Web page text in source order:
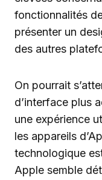
fonctionnalités
présenter un
des autres
On pourrait
d’interface plus
une expérience
les appareils
technologique
Apple semble